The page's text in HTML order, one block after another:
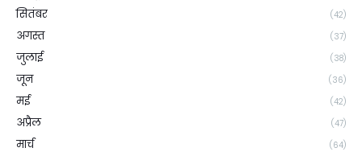
सितंबर (42)
अगस्त (37)
जुलाई (38)
जून (36)
मई (42)
अप्रैल (47)
मार्च (64)